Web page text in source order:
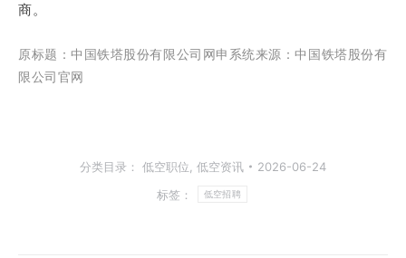
商。
原标题 ：中国铁塔股份有限公司网申系统来源：中国铁塔股份有
限公司官网
分类目录： 低空职位 低空资讯
2026-06-24
标签：
低空招聘